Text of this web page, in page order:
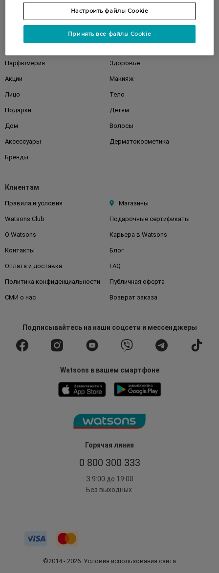
Горячая линия
0 800 300 333
З 9:00 до 19:00
Без выходных
Парфюмерия Здоровье
Акции Макияж
Лицо Тело
Подарки Детям
Дом Волосы
Аксессуары Дерматокосметика
Бренды
Клиентам
Правила и условия Магазины
Watsons Club Подарочные сертификаты
О Watsons Карьера в Watsons
Контакты Блог
Оплата и доставка FAQ
Политика конфиденциальности Публичная оферта
СМИ о нас Возврат заказа
Подписывайтесьна наши соцсети и мессенджеры
Watsons в вашем смартфоне
©2014 - 2026. Условия использования сайта
Настроить файлы Cookie
Принять все файлы Cookie